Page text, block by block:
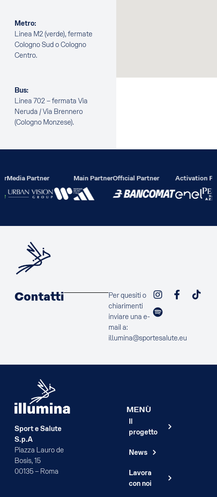
Metro:
Linea M2 (verde), fermate
Cologno Sud o Cologno
Centro.
Bus:
Linea 702 – fermata Via
Neruda / Via Brennero
(Cologno Monzese).
Media Partner Main PartnerOfficial Partner Activation
Contatti
Per quesiti o
chiarimenti
inviare una e-
mail a:
illumina@sportesalute.eu
Sport e Salute
S.p.A
Piazza Lauro de
Bosis, 15
00135 – Roma
MENÙ
progetto
News
Lavora
con noi